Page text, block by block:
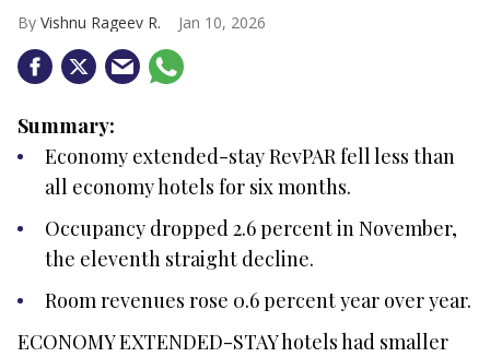
Vishnu Rageev R. Jan 10, 2026
Summary:
Economy extended-stay RevPAR fell less than
all economy hotels for six months.
Occupancy dropped 2.6 percent in November,
the eleventh straight decline.
Room revenues rose 0.6 percent year over year.
ECONOMY EXTENDED-STAY hotels had smaller